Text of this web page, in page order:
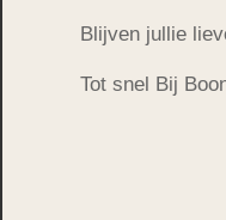
Blijven jullie
Tot snel Bij